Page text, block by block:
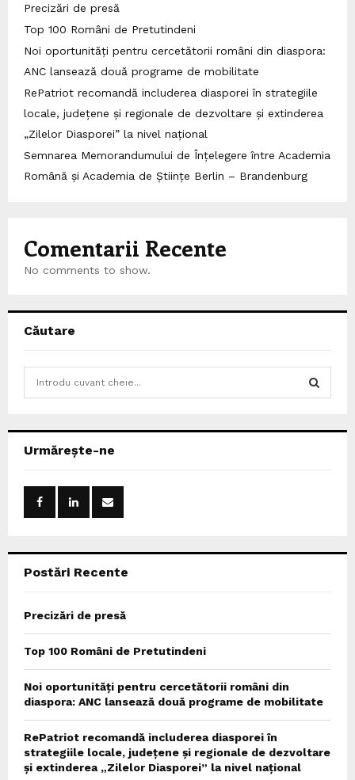
Precizări de presă
Top 100 Români de Pretutindeni
Noi oportunități pentru cercetătorii români din diaspora:
ANC lansează două programe de mobilitate
RePatriot recomandă includerea diasporei în strategiile
locale, județene și regionale de dezvoltare și extinderea
„Zilelor Diasporei” la nivel național
Semnarea Memorandumului de Înțelegere între Academia
Română și Academia de Științe Berlin – Brandenburg
Comentarii Recente
No comments to show.
Căutare
h
Urmărește-ne
Postări Recente
Precizări de presă
Top 100 Români de Pretutindeni
Noi oportunități pentru cercetătorii români din
diaspora: ANC lansează două programe de mobilitate
RePatriot recomandă includerea diasporei în
strategiile locale, județene și regionale de dezvoltare
și extinderea „Zilelor Diasporei” la nivel național